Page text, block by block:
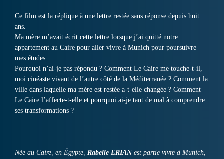
Ce film est la réplique à une lettre restée sans réponse depuis huit
ans.
Ma mère m’avait écrit cette lettre lorsque j’ai quitté notre
appartement au Caire pour aller vivre à Munich pour poursuivre
mes études.
Pourquoi n’ai-je pas répondu ? Comment Le Caire me touche-t-il,
moi cinéaste vivant de l’autre côté de la Méditerranée ? Comment la
ville dans laquelle ma mère est restée a-t-elle changée ? Comment
Le Caire l’affecte-t-elle et pourquoi ai-je tant de mal à comprendre
ses transformations ?
Née au Caire, en Égypte, Rabelle ERIANest partie vivre à Munich,